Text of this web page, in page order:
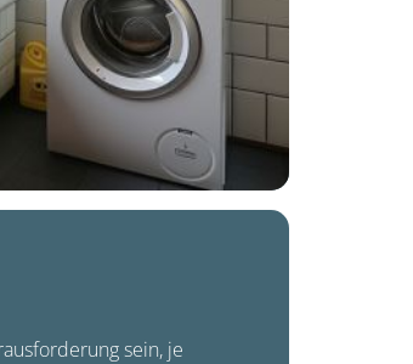
sein, je